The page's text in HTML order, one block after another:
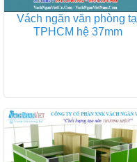
Vách ngăn văn phòng
TPHCM hệ 37mm